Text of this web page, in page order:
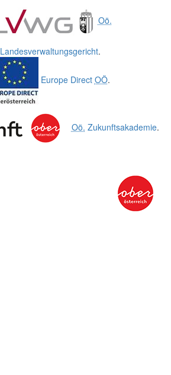
Oö.
Landesverwaltungsgericht.
Europe Direct OÖ.
Oö. Zukunftsakademie.